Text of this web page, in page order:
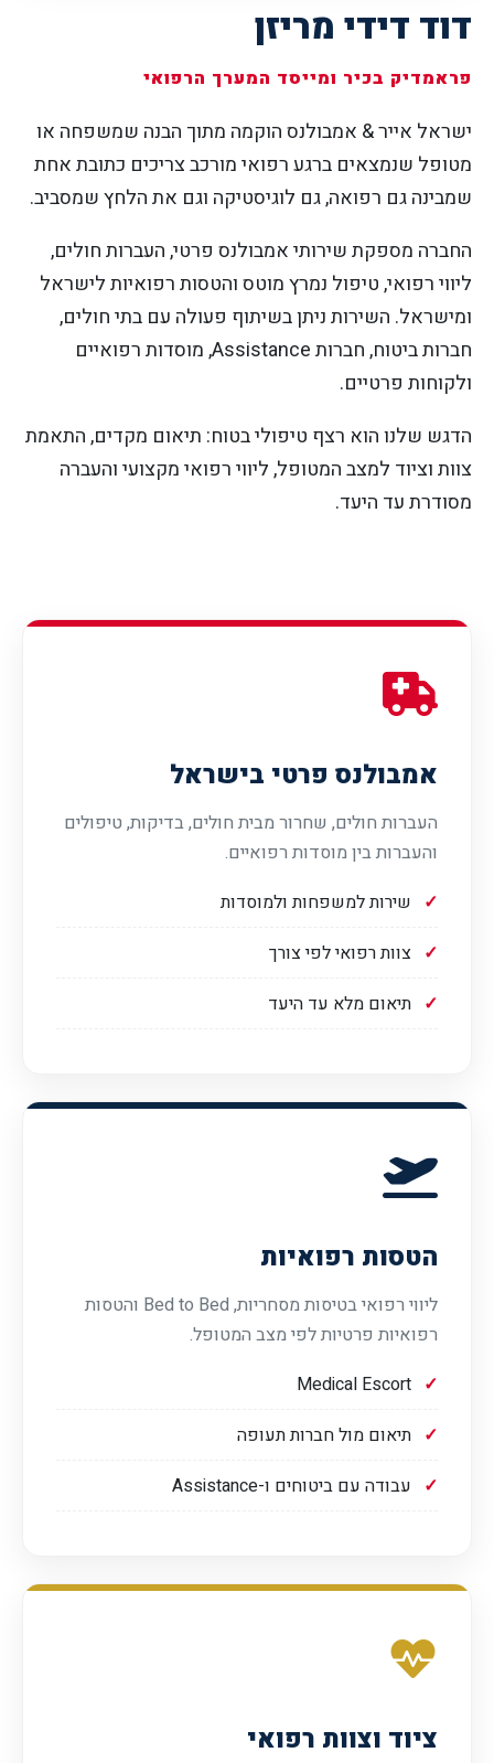
דוד דידי מריזן
פראמדיק בכיר ומייסד המערך הרפואי
ישראל אייר & אמבולנס הוקמה מתוך הבנה שמשפחה או
מטופל שנמצאים ברגע רפואי מורכב צריכים כתובת אחת
שמבינה גם רפואה, גם לוגיסטיקה וגם את הלחץ שמסביב.
החברה מספקת שירותי אמבולנס פרטי, העברות חולים,
ליווי רפואי, טיפול נמרץ מוטס והטסות רפואיות לישראל
ומישראל. השירות ניתן בשיתוף פעולה עם בתי חולים,
חברות ביטוח, חברות Assistance, מוסדות רפואיים
ולקוחות פרטיים.
הדגש שלנו הוא רצף טיפולי בטוח: תיאום מקדים, התאמת
צוות וציוד למצב המטופל, ליווי רפואי מקצועי והעברה
מסודרת עד היעד.
אמבולנס פרטי בישראל
העברות חולים, שחרור מבית חולים, בדיקות, טיפולים
והעברות בין מוסדות רפואיים.
שירות למשפחות ולמוסדות
צוות רפואי לפי צורך
תיאום מלא עד היעד
הטסות רפואיות
ליווי רפואי בטיסות מסחריות, Bed to Bed והטסות
רפואיות פרטיות לפי מצב המטופל.
Medical Escort
תיאום מול חברות תעופה
עבודה עם ביטוחים ו-Assistance
ציוד וצוות רפואי